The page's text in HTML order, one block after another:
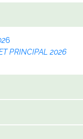
6
PRINCIPAL 2026